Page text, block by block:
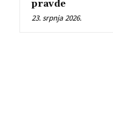
pravde
23. srpnja 2026.